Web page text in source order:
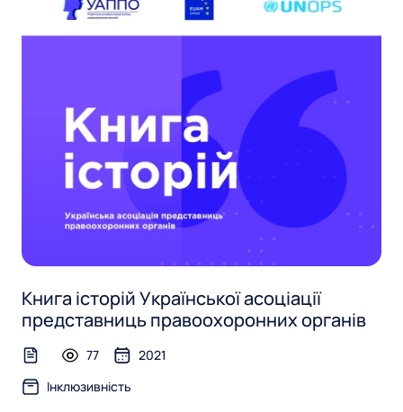
Книга історій Української асоціації
представниць правоохоронних органів
text-file77
2021
Інклюзивність